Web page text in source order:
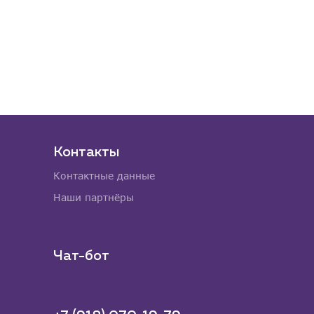
Контакты
Контактные данные
Наши партнёры
Чат-бот